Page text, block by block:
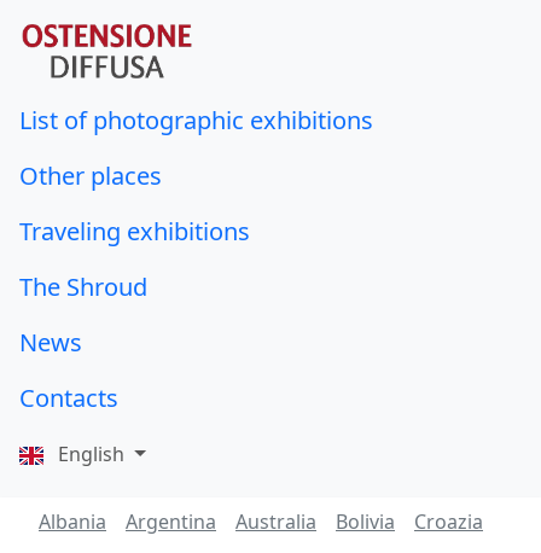
List of photographic exhibitions
Other places
Traveling exhibitions
The Shroud
News
Contacts
English
Albania Argentina Australia Bolivia
Croazia